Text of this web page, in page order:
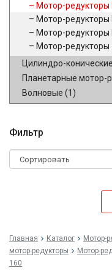
Мотор-редукторы
Мотор-редукторы
Мотор-редукторы
Мотор-редукторы
Цилиндро-конические
Планетарные мотор-
Волновые (1)
Фильтр
Главная Каталог Мотор-
мотор-редукторы
Мотор-
160